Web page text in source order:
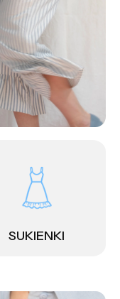
SUKIENKI